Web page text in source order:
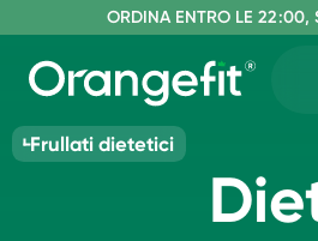
SENZA LATTOSIO E
ORDINA ENTRO LE 22:00,
SPEDIZIONE GRATUITA A
Frullati dietetici